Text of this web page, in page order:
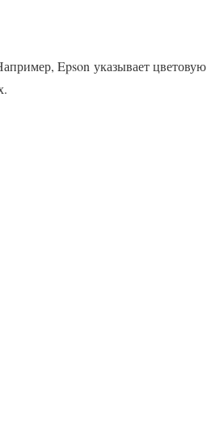
Epson указывает цветовую